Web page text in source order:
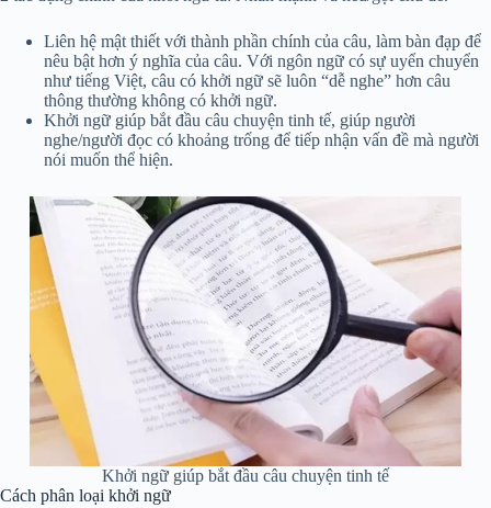
Liên hệ mật thiết với thành phần chính của câu, làm bàn đạp để
nêu bật hơn ý nghĩa của câu. Với ngôn ngữ có sự uyển chuyển
như tiếng Việt, câu có khởi ngữ sẽ luôn “dễ nghe” hơn câu
thông thường không có khởi ngữ.
Khởi ngữ giúp bắt đầu câu chuyện tinh tế, giúp người
nghe/người đọc có khoảng trống để tiếp nhận vấn đề mà người
nói muốn thể hiện.
Khởi ngữ giúp bắt đầu câu chuyện tinh tế
Cách phân loại khởi ngữ